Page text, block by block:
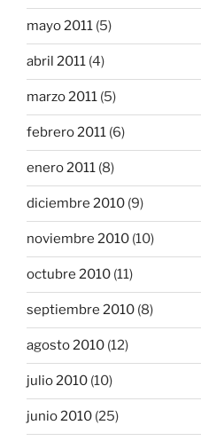
mayo 2011 (5)
abril 2011 (4)
marzo 2011 (5)
febrero 2011 (6)
enero 2011 (8)
diciembre 2010 (9)
noviembre 2010 (10)
octubre 2010 (11)
septiembre 2010 (8)
agosto 2010 (12)
julio 2010 (10)
junio 2010 (25)